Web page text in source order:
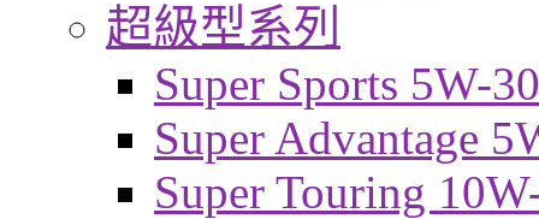
超級型系列
Super Sports 5W-30
Super Advantage
Super Touring